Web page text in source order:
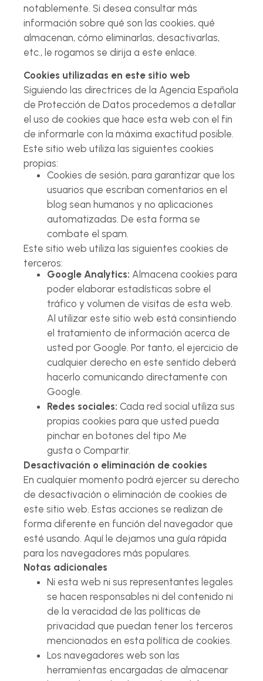
notablemente. Si desea consultar más
información sobre qué son las cookies, qué
almacenan, cómo eliminarlas, desactivarlas,
etc., le rogamos se dirija a este enlace.
Cookies utilizadas en este sitio web
Siguiendo las directrices de la Agencia Española
de Protección de Datos procedemos a detallar
el uso de cookies que hace esta web con el fin
de informarle con la máxima exactitud posible.
Este sitio web utiliza las siguientes cookies
propias:
Cookies de sesión, para garantizar que los
usuarios que escriban comentarios en el
blog sean humanos y no aplicaciones
automatizadas. De esta forma se
combate el spam.
Este sitio web utiliza las siguientes cookies de
terceros:
Google Analytics: Almacena cookies para
poder elaborar estadísticas sobre el
tráfico y volumen de visitas de esta web.
Al utilizar este sitio web está consintiendo
el tratamiento de información acerca de
usted por Google. Por tanto, el ejercicio de
cualquier derecho en este sentido deberá
hacerlo comunicando directamente con
Google.
Redes sociales: Cada red social utiliza sus
propias cookies para que usted pueda
pinchar en botones del tipo Me
gusta o Compartir.
Desactivación o eliminación de cookies
En cualquier momento podrá ejercer su derecho
de desactivación o eliminación de cookies de
este sitio web. Estas acciones se realizan de
forma diferente en función del navegador que
esté usando. Aquí le dejamos una guía rápida
para los navegadores más populares.
Notas adicionales
Ni esta web ni sus representantes legales
se hacen responsables ni del contenido ni
de la veracidad de las políticas de
privacidad que puedan tener los terceros
mencionados en esta política de cookies.
Los navegadores web son las
herramientas encargadas de almacenar